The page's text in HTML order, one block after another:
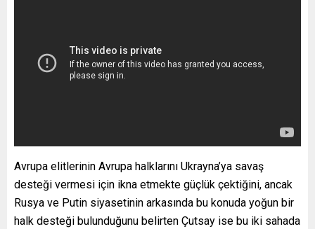
Avrupa elitlerinin Avrupa halklarını Ukrayna’ya savaş
desteği vermesi için ikna etmekte güçlük çektiğini, ancak
Rusya ve Putin siyasetinin arkasında bu konuda yoğun bir
halk desteği bulunduğunu belirten Çutsay ise bu iki sahada